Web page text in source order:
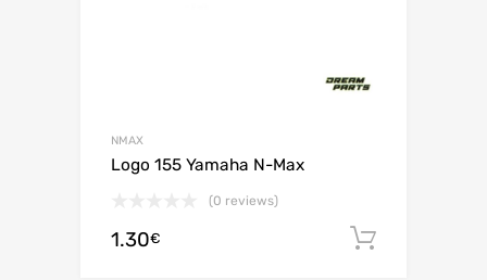
NMAX
Logo 155 Yamaha N-Max
(0 reviews)
1.30€